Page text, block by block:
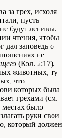
за грех, исходя
пусть
будут ленивы.
чтения, чтобы
дал заповедь о
не
(Кол. 2:17).
животных, ту
что
которых была
грехами (см.
местах было
руки свои
который должен